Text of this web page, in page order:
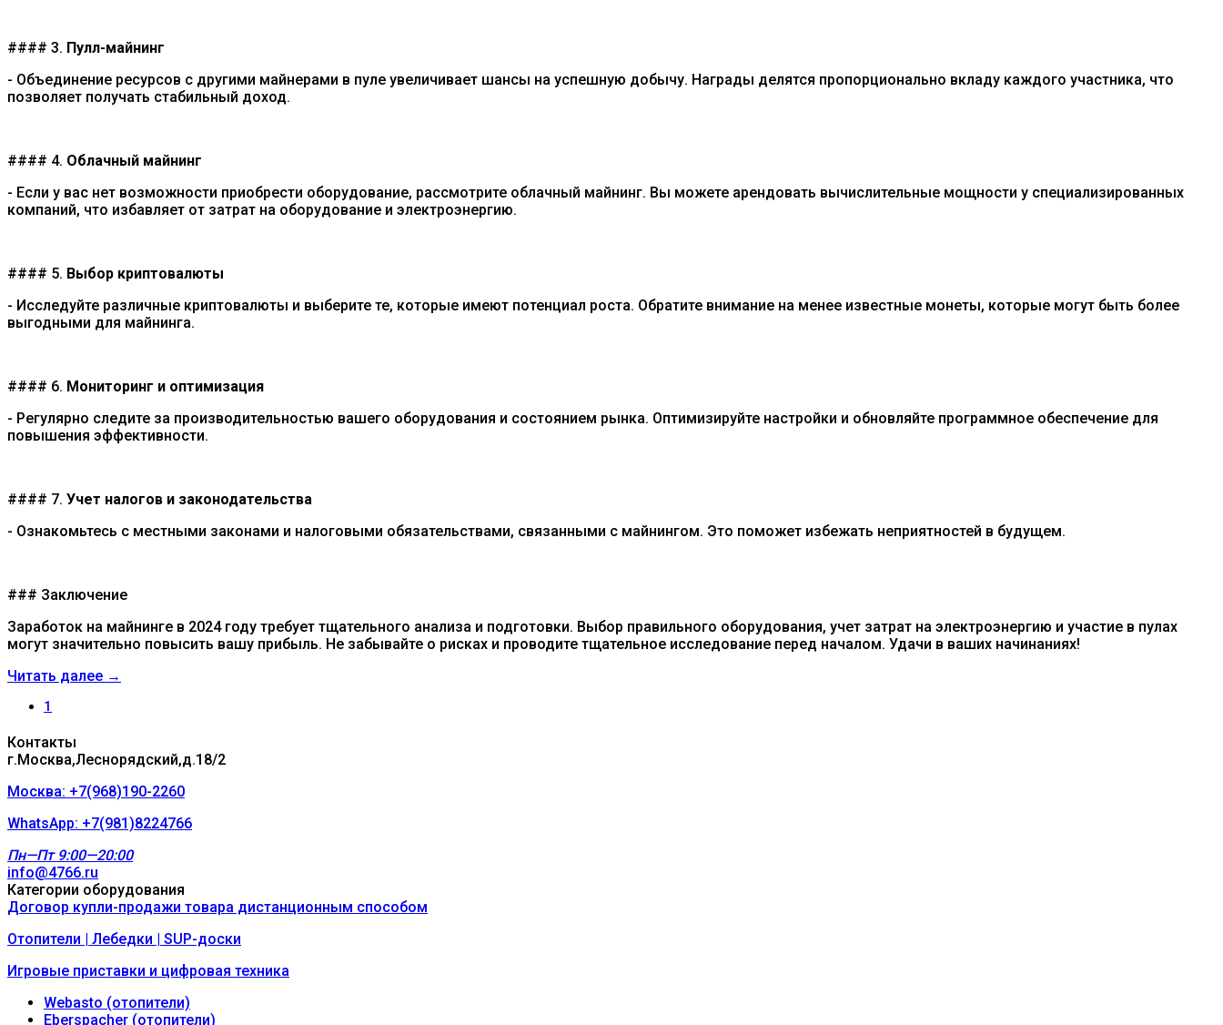
#### 3. Пулл-майнинг
- Объединение ресурсов с другими майнерами в пуле увеличивает шансы на успешную добычу. Награды делятся пропорционально вкладу каждого участника, что
позволяет получать стабильный доход.
#### 4. Облачный майнинг
- Если у вас нет возможности приобрести оборудование, рассмотрите облачный майнинг. Вы можете арендовать вычислительные мощности у специализированных
компаний, что избавляет от затрат на оборудование и электроэнергию.
#### 5. Выбор криптовалюты
- Исследуйте различные криптовалюты и выберите те, которые имеют потенциал роста. Обратите внимание на менее известные монеты, которые могут быть более
выгодными для майнинга.
#### 6. Мониторинг и оптимизация
- Регулярно следите за производительностью вашего оборудования и состоянием рынка. Оптимизируйте настройки и обновляйте программное обеспечение для
повышения эффективности.
#### 7. Учет налогов и законодательства
- Ознакомьтесь с местными законами и налоговыми обязательствами, связанными с майнингом. Это поможет избежать неприятностей в будущем.
### Заключение
Заработок на майнинге в 2024 году требует тщательного анализа и подготовки. Выбор правильного оборудования, учет затрат на электроэнергию и участие в пулах
могут значительно повысить вашу прибыль. Не забывайте о рисках и проводите тщательное исследование перед началом. Удачи в ваших начинаниях!
Читать далее →
1
Контакты
г.Москва,Леснорядский,д.18/2
Москва: +7(968)190-2260
WhatsApp: +7(981)8224766
Пн—Пт 9:00—20:00
info@4766.ru
Категории оборудования
Договор купли-продажи товара дистанционным способом
Отопители | Лебедки | SUP-доски
Игровые приставки и цифровая техника
Webasto (отопители)
Eberspacher (отопители)